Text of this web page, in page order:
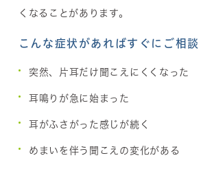
くなることがあります。
こんな症状があればすぐにご相
突然、片耳だけ聞こえにくくなった
耳鳴りが急に始まった
耳がふさがった感じが続く
めまいを伴う聞こえの変化がある